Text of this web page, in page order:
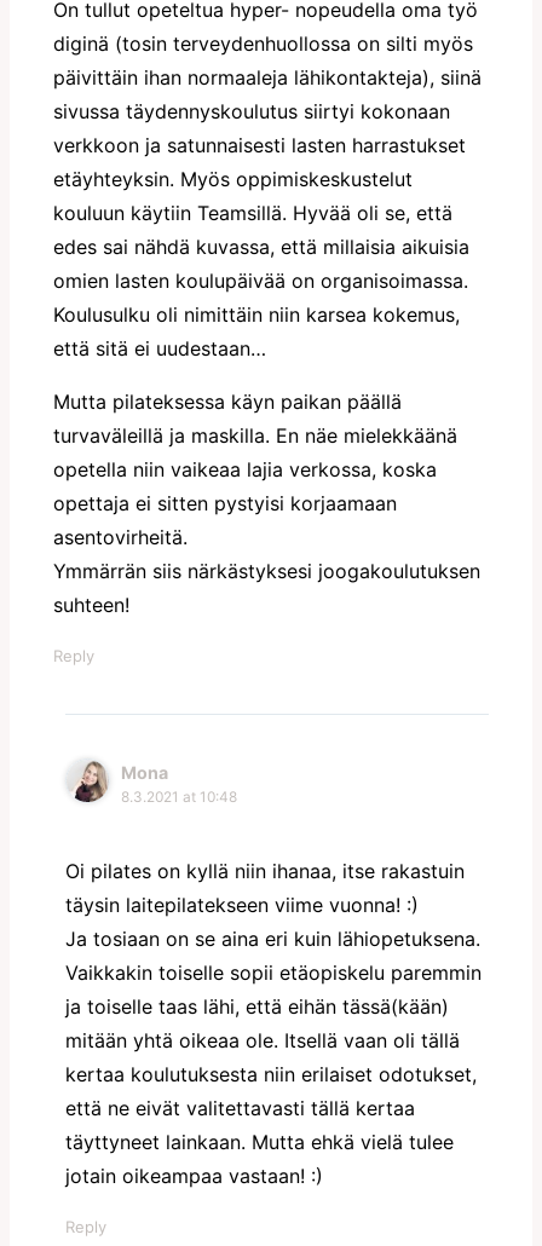
On tullut opeteltua hyper- nopeudella oma työ
diginä (tosin terveydenhuollossa on silti myös
päivittäin ihan normaaleja lähikontakteja), siinä
sivussa täydennyskoulutus siirtyi kokonaan
verkkoon ja satunnaisesti lasten harrastukset
etäyhteyksin. Myös oppimiskeskustelut
kouluun käytiin Teamsillä. Hyvää oli se, että
edes sai nähdä kuvassa, että millaisia aikuisia
omien lasten koulupäivää on organisoimassa.
Koulusulku oli nimittäin niin karsea kokemus,
että sitä ei uudestaan…
Mutta pilateksessa käyn paikan päällä
turvaväleillä ja maskilla. En näe mielekkäänä
opetella niin vaikeaa lajia verkossa, koska
opettaja ei sitten pystyisi korjaamaan
asentovirheitä.
Ymmärrän siis närkästyksesi joogakoulutuksen
suhteen!
Reply
Mona
8.3.2021 at 10:48
Oi pilates on kyllä niin ihanaa, itse rakastuin
täysin laitepilatekseen viime vuonna! :)
Ja tosiaan on se aina eri kuin lähiopetuksena.
Vaikkakin toiselle sopii etäopiskelu paremmin
ja toiselle taas lähi, että eihän tässä(kään)
mitään yhtä oikeaa ole. Itsellä vaan oli tällä
kertaa koulutuksesta niin erilaiset odotukset,
että ne eivät valitettavasti tällä kertaa
täyttyneet lainkaan. Mutta ehkä vielä tulee
jotain oikeampaa vastaan! :)
Reply